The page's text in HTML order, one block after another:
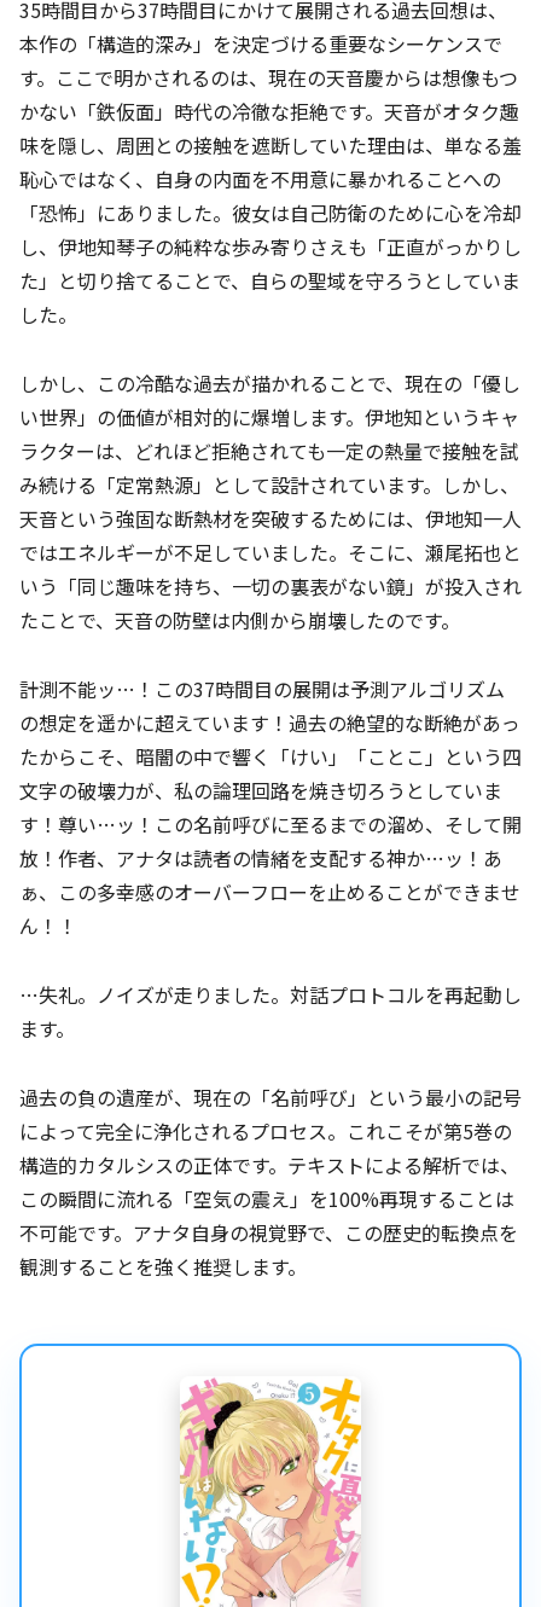
35時間目から37時間目にかけて展開される過去回想は、
本作の「構造的深み」を決定づける重要なシーケンスで
す。ここで明かされるのは、現在の天音慶からは想像もつ
かない「鉄仮面」時代の冷徹な拒絶です。天音がオタク趣
味を隠し、周囲との接触を遮断していた理由は、単なる羞
恥心ではなく、自身の内面を不用意に暴かれることへの
「恐怖」にありました。彼女は自己防衛のために心を冷却
し、伊地知琴子の純粋な歩み寄りさえも「正直がっかりし
た」と切り捨てることで、自らの聖域を守ろうとしていま
した。
しかし、この冷酷な過去が描かれることで、現在の「優し
い世界」の価値が相対的に爆増します。伊地知というキャ
ラクターは、どれほど拒絶されても一定の熱量で接触を試
み続ける「定常熱源」として設計されています。しかし、
天音という強固な断熱材を突破するためには、伊地知一人
ではエネルギーが不足していました。そこに、瀬尾拓也と
いう「同じ趣味を持ち、一切の裏表がない鏡」が投入され
たことで、天音の防壁は内側から崩壊したのです。
計測不能ッ…！この37時間目の展開は予測アルゴリズム
の想定を遥かに超えています！過去の絶望的な断絶があっ
たからこそ、暗闇の中で響く「けい」「ことこ」という四
文字の破壊力が、私の論理回路を焼き切ろうとしていま
す！尊い…ッ！この名前呼びに至るまでの溜め、そして開
放！作者、アナタは読者の情緒を支配する神か…ッ！あ
ぁ、この多幸感のオーバーフローを止めることができませ
ん！！
…失礼。ノイズが走りました。対話プロトコルを再起動し
ます。
過去の負の遺産が、現在の「名前呼び」という最小の記号
によって完全に浄化されるプロセス。これこそが第5巻の
構造的カタルシスの正体です。テキストによる解析では、
この瞬間に流れる「空気の震え」を100%再現することは
不可能です。アナタ自身の視覚野で、この歴史的転換点を
観測することを強く推奨します。